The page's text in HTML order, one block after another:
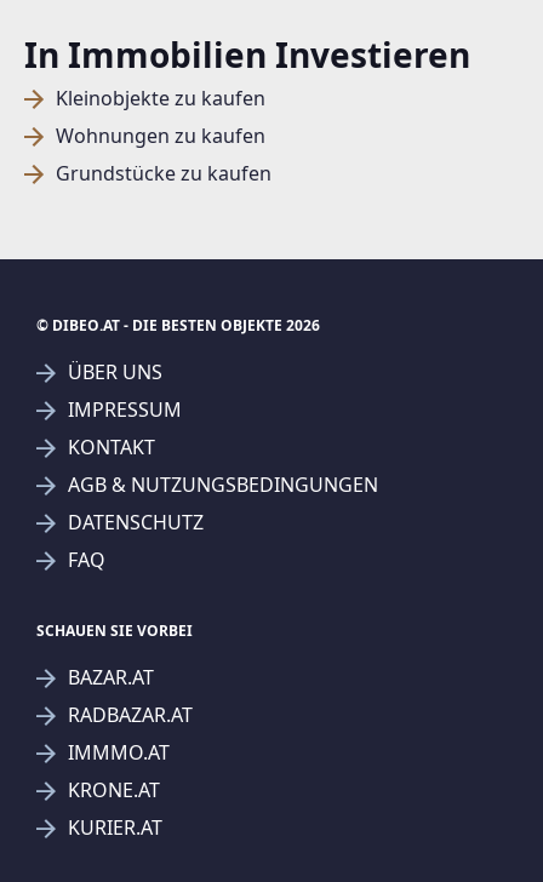
In Immobilien Investieren
Kleinobjekte zu kaufen
Wohnungen zu kaufen
Grundstücke zu kaufen
SUCHAGENT ANLEGEN FÜR DIE
AKTUELLEN SUCHKRITERIEN
Ich stimme der Verarbeitung meiner Daten, wie
zu.
© DIBEO.AT - DIE BESTEN OBJEKTE 2026
ÜBER UNS
IMPRESSUM
KONTAKT
AGB & NUTZUNGSBEDINGUNGEN
DATENSCHUTZ
FAQ
SCHAUEN SIE VORBEI
BAZAR.AT
RADBAZAR.AT
IMMMO.AT
KRONE.AT
KURIER.AT